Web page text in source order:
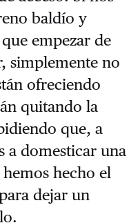
baldío y
empezar de
simplemente no
ofreciendo
quitando la
que, a
a domesticar una
hecho el
dejar un